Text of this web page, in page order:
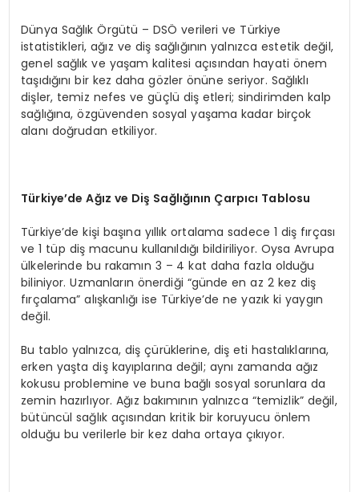
Dünya Sağlık Örgütü – DSÖ verileri ve Türkiye
istatistikleri, ağız ve diş sağlığının yalnızca estetik değil,
genel sağlık ve yaşam kalitesi açısından hayati önem
taşıdığını bir kez daha gözler önüne seriyor. Sağlıklı
dişler, temiz nefes ve güçlü diş etleri; sindirimden kalp
sağlığına, özgüvenden sosyal yaşama kadar birçok
alanı doğrudan etkiliyor.
Türkiye’de Ağız ve Diş Sağlığının Çarpıcı Tablosu
Türkiye’de kişi başına yıllık ortalama sadece 1 diş fırçası
ve 1 tüp diş macunu kullanıldığı bildiriliyor. Oysa Avrupa
ülkelerinde bu rakamın 3 – 4 kat daha fazla olduğu
biliniyor. Uzmanların önerdiği “günde en az 2 kez diş
fırçalama” alışkanlığı ise Türkiye’de ne yazık ki yaygın
değil.
Bu tablo yalnızca, diş çürüklerine, diş eti hastalıklarına,
erken yaşta diş kayıplarına değil; aynı zamanda ağız
kokusu problemine ve buna bağlı sosyal sorunlara da
zemin hazırlıyor. Ağız bakımının yalnızca “temizlik” değil,
bütüncül sağlık açısından kritik bir koruyucu önlem
olduğu bu verilerle bir kez daha ortaya çıkıyor.